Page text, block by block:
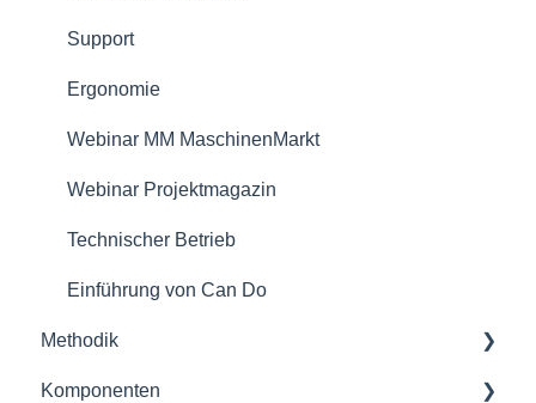
Support
Ergonomie
Webinar MM MaschinenMarkt
Webinar Projektmagazin
Technischer Betrieb
Einführung von Can Do
Methodik
Projektmanagement
Komponenten